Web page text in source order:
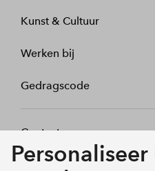
Kunst & Cultuur
Werken bij
Gedragscode
Contact
Mijn profiel